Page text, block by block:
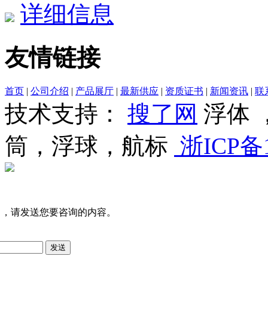
详细信息
友情链接
首页 | 公司介绍 | 产品展厅 | 最新供应 | 资质证书 | 新闻资讯 | 联
技术支持： 搜了网 浮体
筒，浮球，航标 浙ICP备
请发送您要咨询的内容。